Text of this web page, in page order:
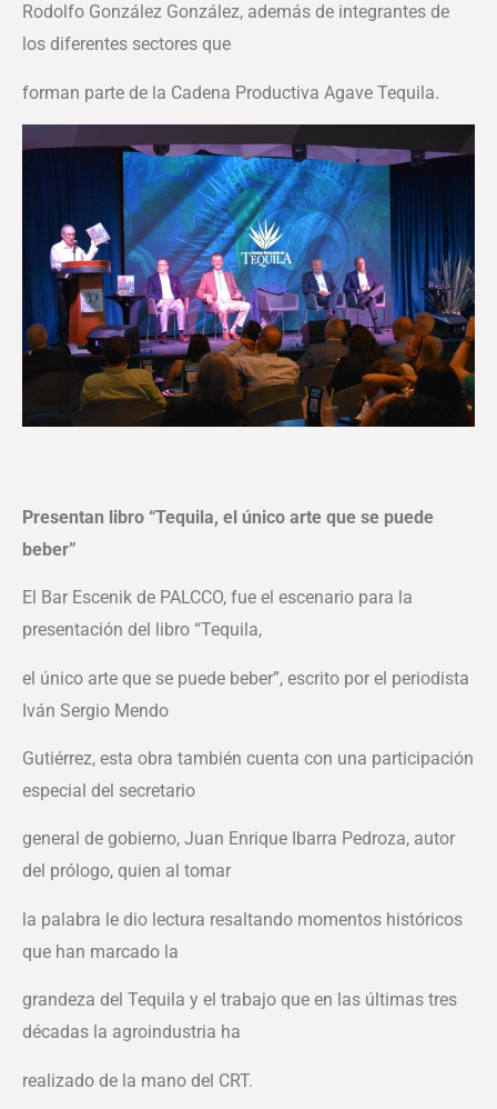
Rodolfo González González, además de integrantes de
los diferentes sectores que
forman parte de la Cadena Productiva Agave Tequila.
Presentan libro “Tequila, el único arte que se puede
beber”
El Bar Escenik de PALCCO, fue el escenario para la
presentación del libro “Tequila,
el único arte que se puede beber”, escrito por el periodista
Iván Sergio Mendo
Gutiérrez, esta obra también cuenta con una participación
especial del secretario
general de gobierno, Juan Enrique Ibarra Pedroza, autor
del prólogo, quien al tomar
la palabra le dio lectura resaltando momentos históricos
que han marcado la
grandeza del Tequila y el trabajo que en las últimas tres
décadas la agroindustria ha
realizado de la mano del CRT.